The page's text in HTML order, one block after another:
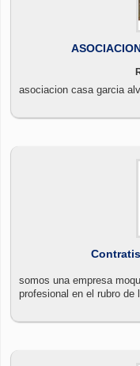
asociacion casa garcia
somos una empresa moqueguana
profesional en el rubro de